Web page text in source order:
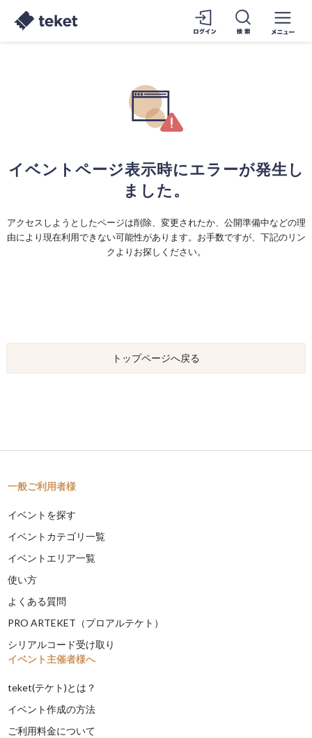
イベントページ表示時にエラーが発生し
ました。
アクセスしようとしたページは削除、変更されたか、公開準備中などの理
由により現在利用できない可能性があります。お手数ですが、下記のリン
クよりお探しください。
トップページへ戻る
一般ご利用者様
イベントを探す
イベントカテゴリ一覧
イベントエリア一覧
使い方
よくある質問
PRO ARTEKET（プロアルテケト）
シリアルコード受け取り
イベント主催者様へ
teket(テケト)とは？
イベント作成の方法
ご利用料金について